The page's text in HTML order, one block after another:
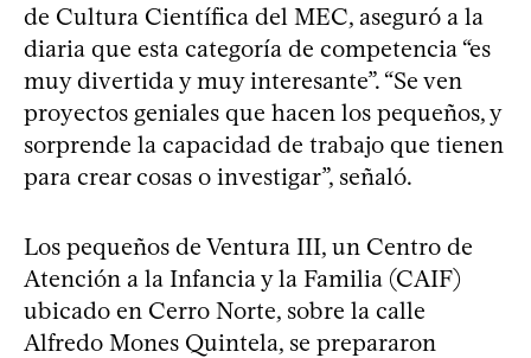
de Cultura Científica del MEC, aseguró a la
diaria que esta categoría de competencia “es
muy divertida y muy interesante”. “Se ven
proyectos geniales que hacen los pequeños, y
sorprende la capacidad de trabajo que tienen
para crear cosas o investigar”, señaló.
Los pequeños de Ventura III, un Centro de
Atención a la Infancia y la Familia (CAIF)
ubicado en Cerro Norte, sobre la calle
Alfredo Mones Quintela, se prepararon